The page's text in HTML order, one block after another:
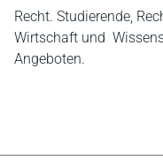
Recht. Studierende,
Wirtschaft und
Angeboten.